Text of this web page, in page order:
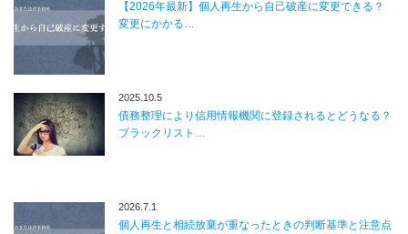
【2026年最新】個人再生から自己破産に変更できる？
変更にかかる…
2025.10.5
債務整理により信用情報機関に登録されるとどうなる？
ブラックリスト…
2026.7.1
個人再生と相続放棄が重なったときの判断基準と注意点